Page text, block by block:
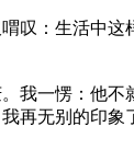
叹：生活中这
我一愣：他不
再无别的印象